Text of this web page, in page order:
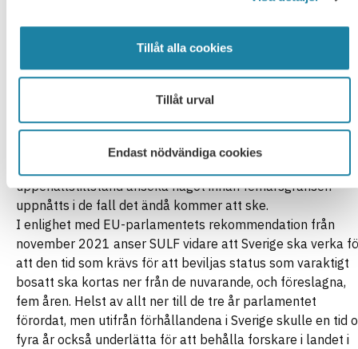
Tillåt alla cookies
Tillåt urval
Endast nödvändiga cookies
som varaktigt bosatt.
En annan fråga som behöver klaras ut är vid vilken
kravet på laglig vistelse under ett visst antal år ska vara
uppfyllt. Mot bakgrund av de inte sällan långa
handläggningstiderna anser SULF att denna tid, precis som
idag, ska kunna räknas fram till prövningstillfället
(beslutsdagen) om det är förmånligare för den sökande.
uppehållstillstånd ansöka något innan femårsgränsen
uppnåtts i de fall det ändå kommer att ske.
I enlighet med EU-parlamentets rekommendation från
november 2021 anser SULF vidare att Sverige ska verka
att den tid som krävs för att beviljas status som varaktigt
bosatt ska kortas ner från de nuvarande, och föreslagna,
fem åren. Helst av allt ner till de tre år parlamentet
förordat, men utifrån förhållandena i Sverige skulle en tid
fyra år också underlätta för att behålla forskare i landet i